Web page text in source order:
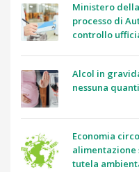
Ministero
processo di
controllo
Alcol in
nessuna
Economia
alimentazione
tutela